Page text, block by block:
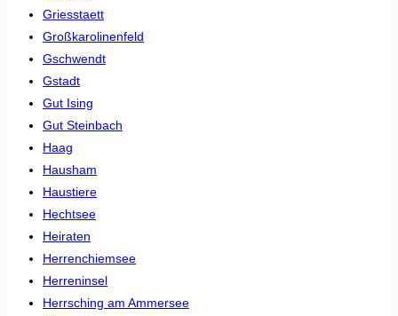
Griesstaett
Großkarolinenfeld
Gschwendt
Gstadt
Gut Ising
Gut Steinbach
Haag
Hausham
Haustiere
Hechtsee
Heiraten
Herrenchiemsee
Herreninsel
Herrsching am Ammersee